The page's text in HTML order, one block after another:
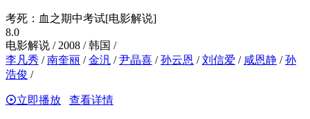
考死：血之期中考试[电影解说]
8.0
电影解说 / 2008 / 韩国 /
李凡秀 /南奎丽 /金汎 /尹晶喜 /孙云恩 /刘信爱 / 咸恩静 /孙
浩俊 /
立即播放 查看详情